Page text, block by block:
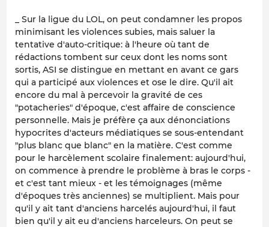
_ Sur la ligue du LOL, on peut condamner les propos
minimisant les violences subies, mais saluer la
tentative d'auto-critique: à l'heure où tant de
rédactions tombent sur ceux dont les noms sont
sortis, ASI se distingue en mettant en avant ce gars
qui a participé aux violences et ose le dire. Qu'il ait
encore du mal à percevoir la gravité de ces
"potacheries" d'époque, c'est affaire de conscience
personnelle. Mais je préfère ça aux dénonciations
hypocrites d'acteurs médiatiques se sous-entendant
"plus blanc que blanc" en la matière. C'est comme
pour le harcèlement scolaire finalement: aujourd'hui,
on commence à prendre le problème à bras le corps -
et c'est tant mieux - et les témoignages (même
d'époques très anciennes) se multiplient. Mais pour
qu'il y ait tant d'anciens harcelés aujourd'hui, il faut
bien qu'il y ait eu d'anciens harceleurs. On peut se